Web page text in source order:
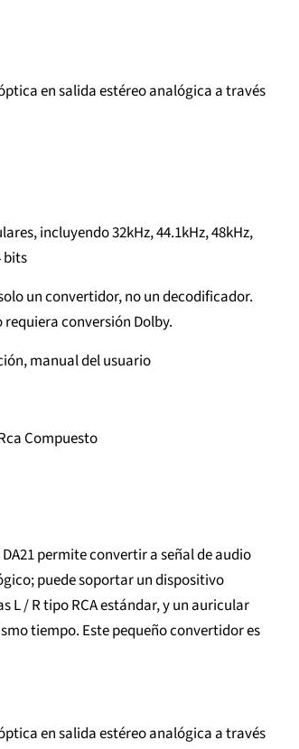
en salida estéreo analógica a través
incluyendo 32kHz, 44.1kHz, 48kHz,
bits
un convertidor, no un decodificador.
conversión Dolby.
manual del usuario
Compuesto
permite convertir a señal de audio
puede soportar un dispositivo
/ R tipo RCA estándar, y un auricular
tiempo. Este pequeño convertidor es
en salida estéreo analógica a través